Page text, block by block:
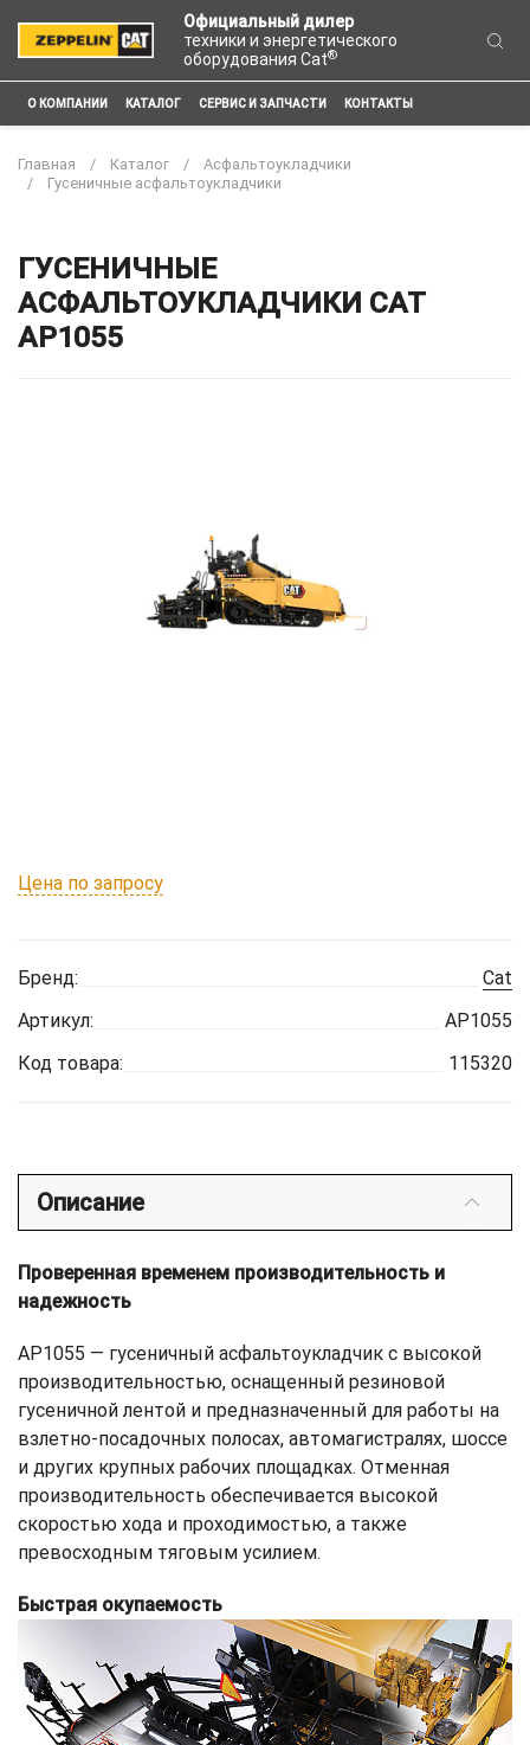
Официальный дилер
техники и энергетического
оборудования Cat®
О КОМПАНИИ КАТАЛОГ СЕРВИС И ЗАПЧАСТИ КОНТАКТЫ
Главная Каталог
Асфальтоукладчики
Гусеничные асфальтоукладчики
ГУСЕНИЧНЫЕ
АСФАЛЬТОУКЛАДЧИКИ CAT
AP1055
Цена по запросу
Бренд:
Cat
Артикул:
AP1055
Код товара:
115320
Описание
Проверенная временем производительность и
надежность
AP1055 — гусеничный асфальтоукладчик с высокой
производительностью, оснащенный резиновой
гусеничной лентой и предназначенный для работы на
взлетно-посадочных полосах, автомагистралях, шоссе
и других крупных рабочих площадках. Отменная
производительность обеспечивается высокой
скоростью хода и проходимостью, а также
превосходным тяговым усилием.
Быстрая окупаемость